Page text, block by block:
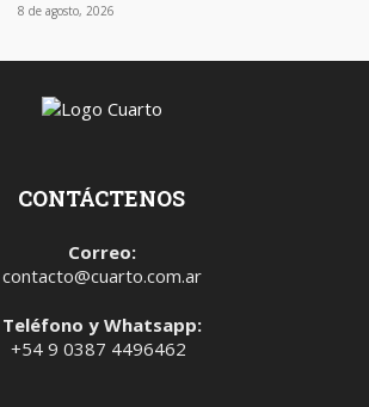
8 de agosto, 2026
CONTÁCTENOS
Correo:
contacto@cuarto.com.ar
Teléfono y Whatsapp:
+54 9 0387 4496462